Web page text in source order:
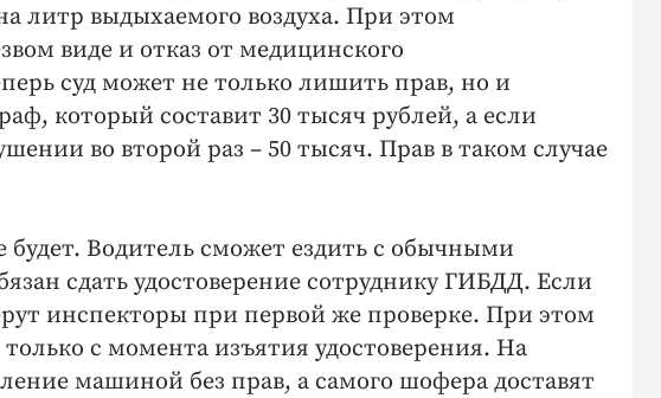
литр выдыхаемого воздуха. При этом
виде и отказ от медицинского
суд может не только лишить прав, но и
который составит 30 тысяч рублей, а если
во второй раз – 50 тысяч. Прав в таком случае
Водитель сможет ездить с обычными
сдать удостоверение сотруднику ГИБДД. Если
инспекторы при первой же проверке. При этом
с момента изъятия удостоверения. На
машиной без прав, а самого шофера доставят